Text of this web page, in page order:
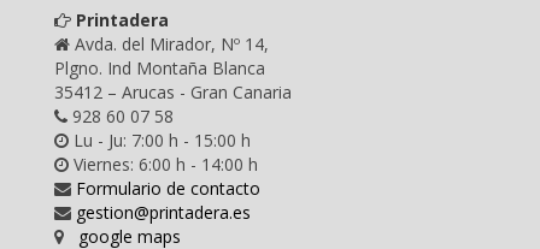
Printadera
Avda. del Mirador, Nº 14,
Plgno. Ind Montaña Blanca
35412 – Arucas - Gran Canaria
928 60 07 58
Lu - Ju: 7:00 h - 15:00 h
Viernes: 6:00 h - 14:00 h
Formulario de contacto
gestion@printadera.es
google maps